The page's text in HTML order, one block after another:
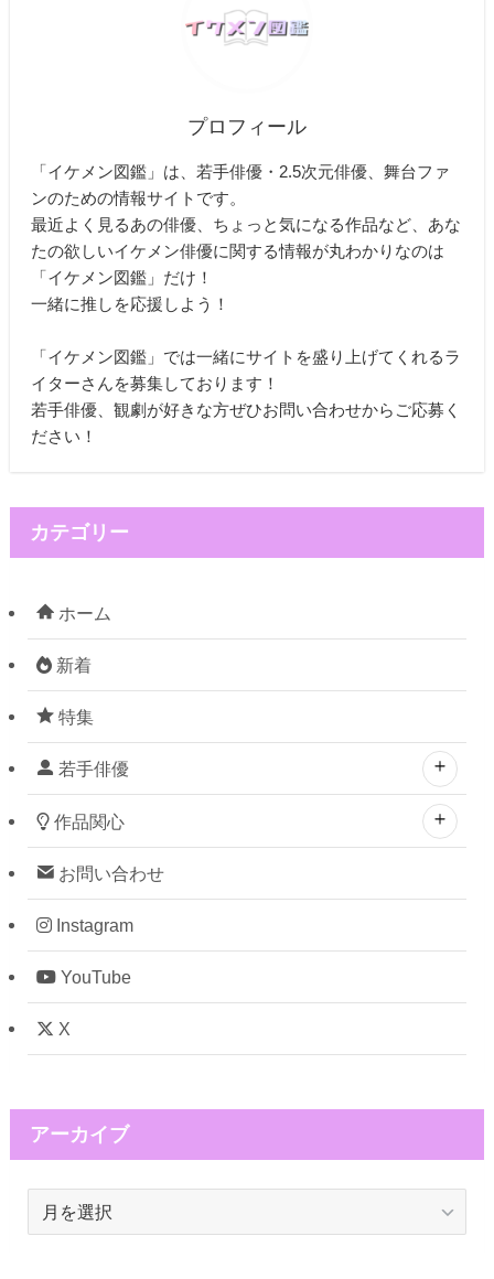
プロフィール
「イケメン図鑑」は、若手俳優・2.5次元俳優、舞台ファ
ンのための情報サイトです。
最近よく見るあの俳優、ちょっと気になる作品など、あな
たの欲しいイケメン俳優に関する情報が丸わかりなのは
「イケメン図鑑」だけ！
一緒に推しを応援しよう！
「イケメン図鑑」では一緒にサイトを盛り上げてくれるラ
イターさんを募集しております！
若手俳優、観劇が好きな方ぜひお問い合わせからご応募く
ださい！
カテゴリー
ホーム
新着
特集
若手俳優
作品関心
お問い合わせ
Instagram
YouTube
X
アーカイブ